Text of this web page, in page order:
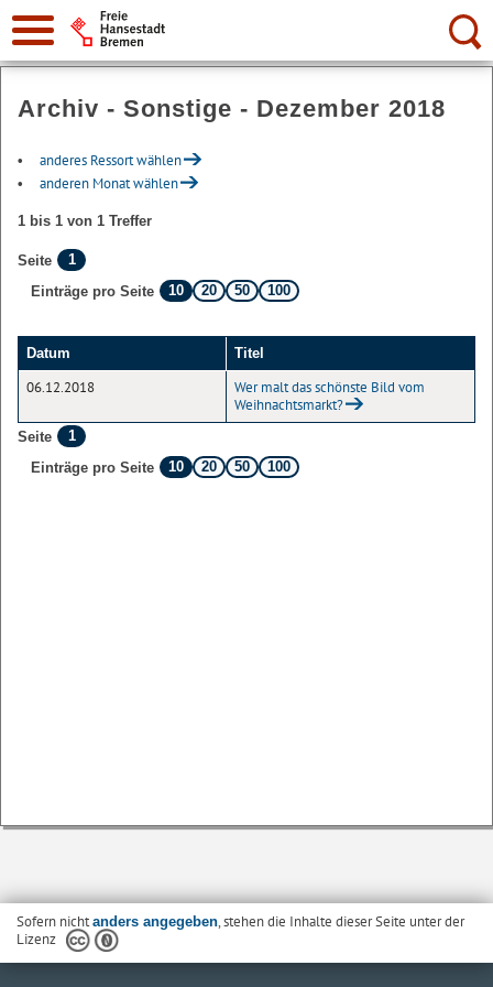
Suche:
Archiv - Sonstige - Dezember 2018
anderes Ressort wählen
anderen Monat wählen
1 bis 1 von 1 Treffer
Seite
1
Einträge pro Seite
10 20 50 100
Datum Titel
06.12.2018
Wer malt das schönste Bild vom
Weihnachtsmarkt?
Seite
1
Einträge pro Seite
10 20 50 100
Sofern nichtanders angegeben, stehen die Inhalte dieser Seite unter der
Lizenz